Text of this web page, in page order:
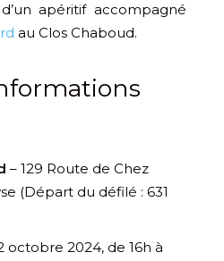
apéritif accompagné
au Clos Chaboud.
– 129 Route de Chez
(Départ du défilé : 631
octobre 2024, de 16h à